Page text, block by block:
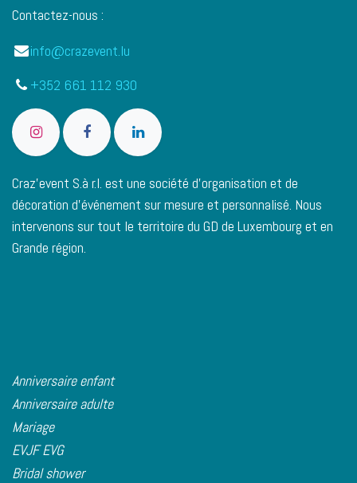
Contactez-nous :
info@crazevent.lu
+352 661 112 930
Craz'event S.à r.l. est une société d’organisation et de
décoration d’événement sur mesure et personnalisé. Nous
intervenons sur tout le territoire du GD de Luxembourg et en
Grande région.
Anniversaire enfant
Anniversaire adulte
Mariage
EVJF EVG
Bridal shower